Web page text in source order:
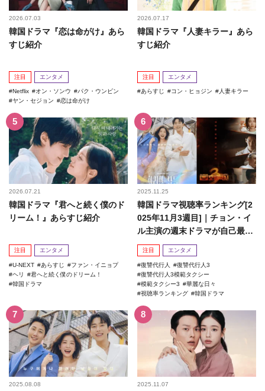
2026.07.03
韓国ドラマ『恋は命がけ』あら
すじ紹介
注目 エンタメ
Netflix オン・ソンウ
パク・ウンビン
ヤン・セジョン
恋は命がけ
2026.07.17
韓国ドラマ『人妻キラー』あら
すじ紹介
注目 エンタメ
あらすじ コン・ヒョジン 人妻キラー
2026.07.21
韓国ドラマ『君へと続く僕のド
リーム！』あらすじ紹介
注目 エンタメ
U-NEXT あらすじ
ファン・イニョプ
ヘリ
君へと続く僕のドリーム！
韓国ドラマ
2025.11.25
韓国ドラマ視聴率ランキング[2
025年11月3週目]｜チョン・イ
ル主演の週末ドラマが自己最高
記録を更新！
注目 エンタメ
復讐代行人
復讐代行人3
復讐代行人3模範タクシー
模範タクシー3
華麗な日々
視聴率ランキング
韓国ドラマ
2025.08.08 2025.11.07